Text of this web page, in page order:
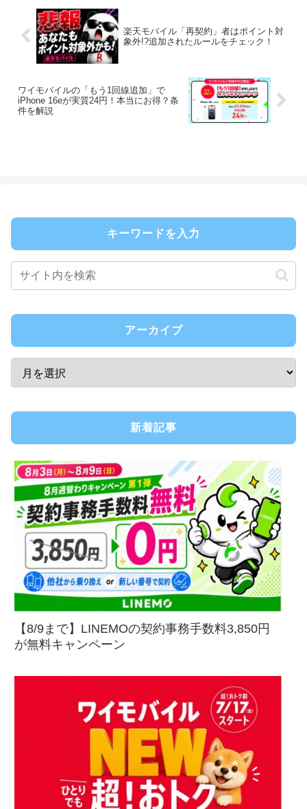
楽天モバイル「再契約」者はポイント対
象外!?追加されたルールをチェック！
ワイモバイルの「もう1回線追加」で
iPhone 16eが実質24円！本当にお得？条
件を解説
キーワードを入力
アーカイブ
新着記事
【8/9まで】LINEMOの契約事務手数料3,850円
が無料キャンペーン